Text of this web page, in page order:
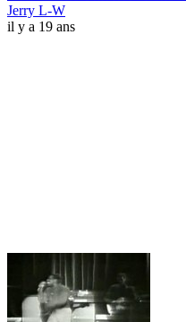
Jerry L-W
il y a 19 ans